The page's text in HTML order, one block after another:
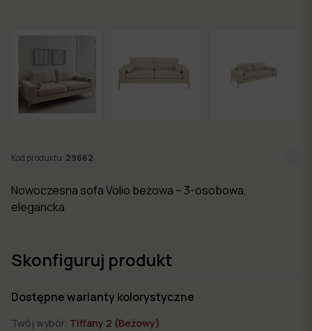
Nowości
Kolekcje
mebli
Kod produktu: 29662
Nowoczesna sofa Volio beżowa – 3-osobowa,
elegancka
Skonfiguruj produkt
Dostępne warianty kolorystyczne
Twój wybór: Tiffany 2 (Beżowy)